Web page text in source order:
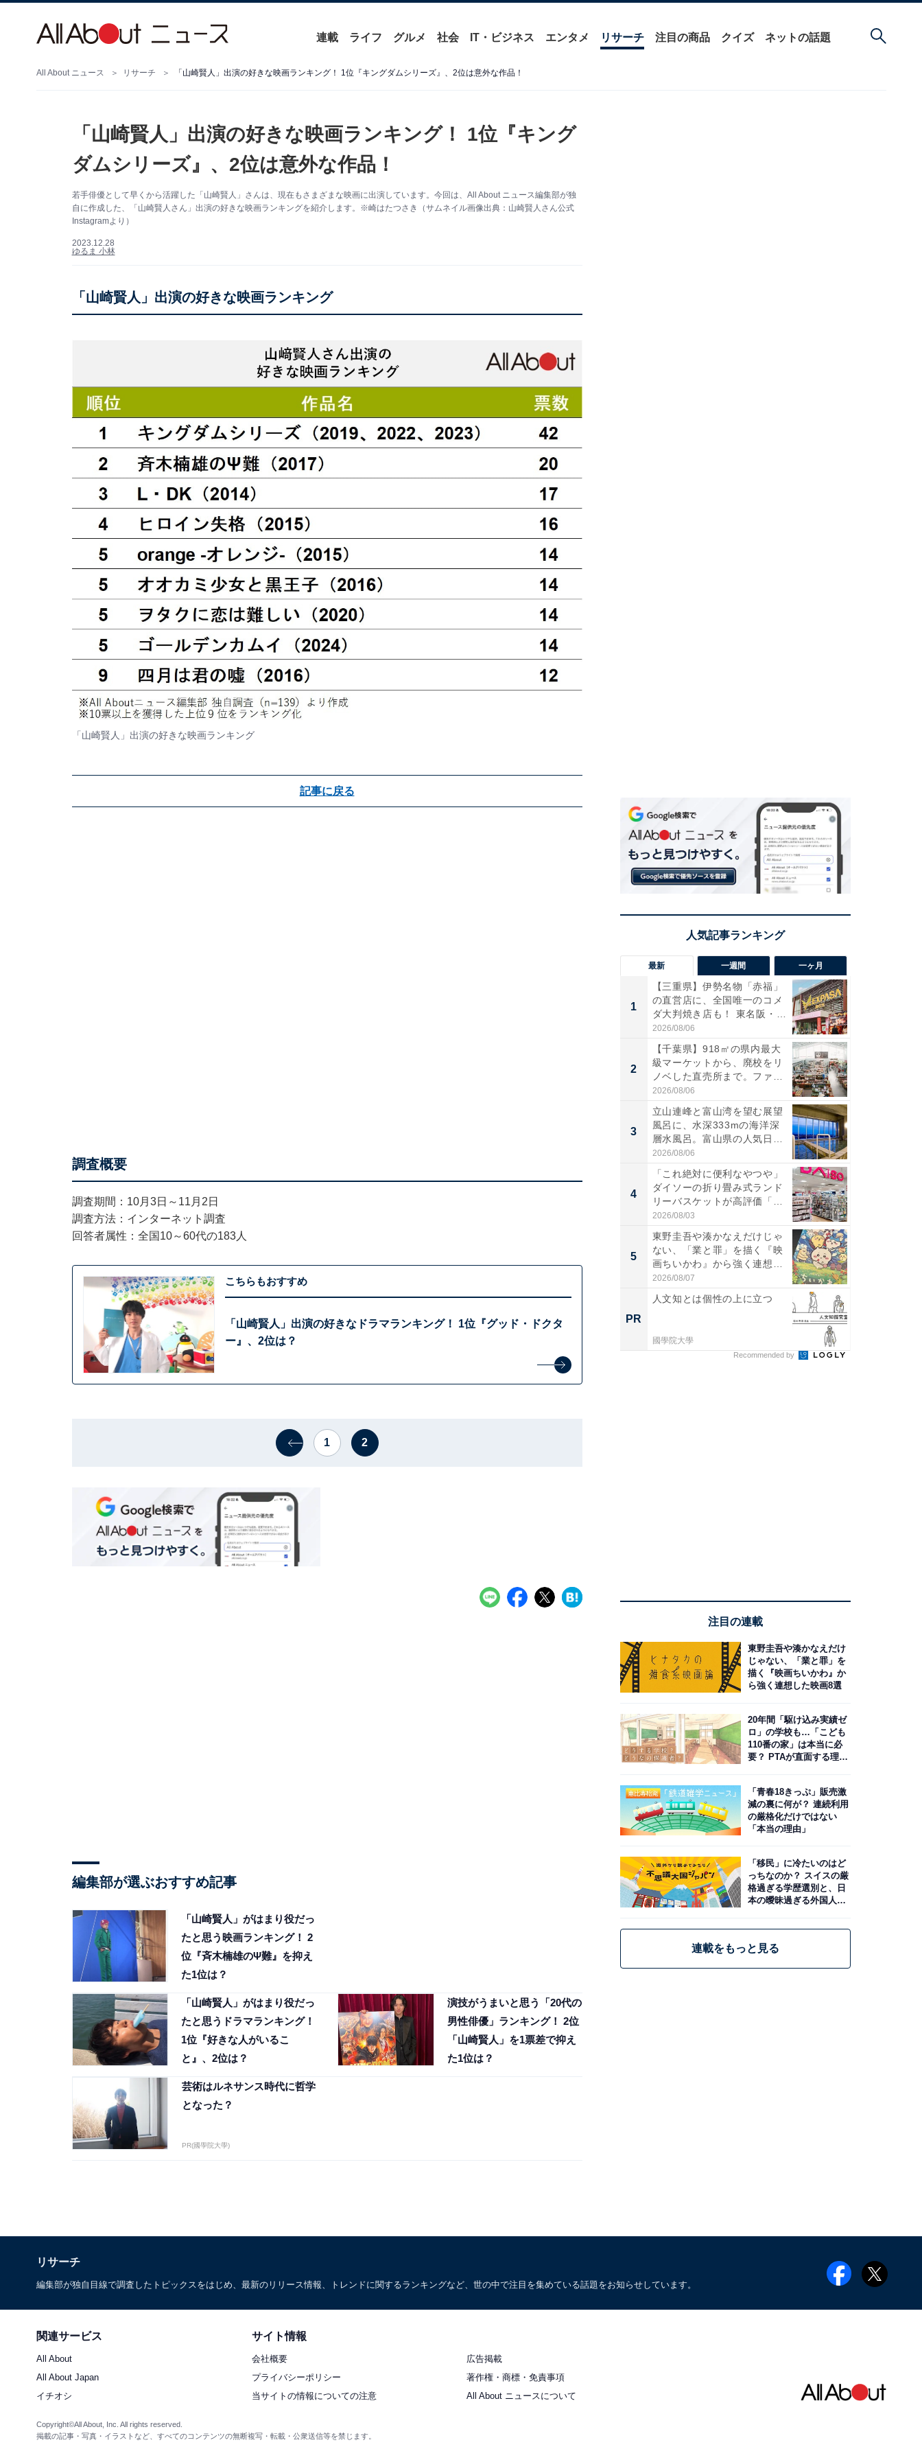
連載 ライフ グルメ 社会 IT・ビジネス エンタメ リサーチ 注目の商品 クイズ ネットの話題
All About ニュース リサーチ 「山崎賢人」出演の好きな映画ランキング！ 1位『キングダムシリーズ』、2位は意外な作品！
「山崎賢人」出演の好きな映画ランキング！ 1位『キング
ダムシリーズ』、2位は意外な作品！
若手俳優として早くから活躍した「山崎賢人」さんは、現在もさまざまな映画に出演しています。今回は、All About ニュース編集部が独
自に作成した、「山崎賢人さん」出演の好きな映画ランキングを紹介します。※崎はたつさき（サムネイル画像出典：山崎賢人さん公式
Instagramより）
2023.12.28
ゆるま 小林
「山崎賢人」出演の好きな映画ランキング
「山崎賢人」出演の好きな映画ランキング
記事に戻る
調査概要
調査期間：10月3日～11月2日
調査方法：インターネット調査
回答者属性：全国10～60代の183人
こちらもおすすめ
「山崎賢人」出演の好きなドラマランキング！ 1位『グッド・ドクタ
ー』、2位は？
1 2
編集部が選ぶおすすめ記事
「山崎賢人」がはまり役だっ
たと思う映画ランキング！ 2
位『斉木楠雄のΨ難』を抑え
た1位は？
「山崎賢人」がはまり役だっ
たと思うドラマランキング！
1位『好きな人がいるこ
と』、2位は？
演技がうまいと思う「20代の
男性俳優」ランキング！ 2位
「山崎賢人」を1票差で抑え
た1位は？
芸術はルネサンス時代に哲学
となった？
PR(國學院大學)
最新 一週間 一ヶ月
1
【三重県】伊勢名物「赤福」
の直営店に、全国唯一のコメ
ダ大判焼き店も！ 東名阪・
伊...
2026/08/06
2
【千葉県】918㎡の県内最大
級マーケットから、廃校をリ
ノベした直売所まで。ファ
ー...
2026/08/06
3
立山連峰と富山湾を望む展望
風呂に、水深333mの海洋深
層水風呂。富山県の人気日
帰...
2026/08/06
4
「これ絶対に便利なやつや」
ダイソーの折り畳み式ランド
リーバスケットが高評価「使
わ...
2026/08/03
5
東野圭吾や湊かなえだけじゃ
ない、「業と罪」を描く『映
画ちいかわ』から強く連想し
た...
2026/08/07
PR
人文知とは個性の上に立つ
國學院大學
Recommended by
注目の連載
東野圭吾や湊かなえだけ
じゃない、「業と罪」を
描く『映画ちいかわ』か
ら強く連想した映画8選
20年間「駆け込み実績ゼ
ロ」の学校も…「こども
110番の家」は本当に必
要？ PTAが直面する理想
「青春18きっぷ」販売激
減の裏に何が？ 連続利用
の厳格化だけではない
「本当の理由」
「移民」に冷たいのはど
っちなのか？ スイスの厳
格過ぎる学歴選別と、日
本の曖昧過ぎる外国人政
連載をもっと見る
リサーチ
編集部が独自目線で調査したトピックスをはじめ、最新のリリース情報、トレンドに関するランキングなど、世の中で注目を集めている話題をお知らせしています。
関連サービス
All About
All About Japan
イチオシ
サイト情報
会社概要
広告掲載
プライバシーポリシー
著作権・商標・免責事項
当サイトの情報についての注意
All About ニュースについて
Copyright©All About, Inc. All rights reserved.
掲載の記事・写真・イラストなど、すべてのコンテンツの無断複写・転載・公衆送信等を禁じます。